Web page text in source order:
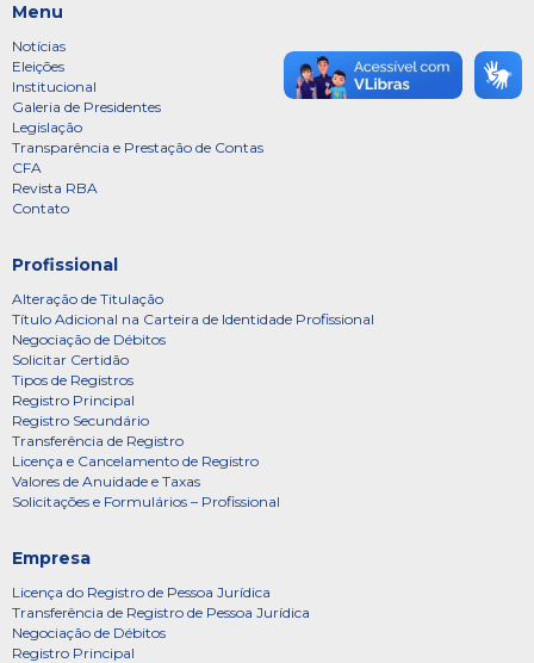
Menu
Notícias
Eleições
Institucional
Galeria de Presidentes
Legislação
Transparência e Prestação de Contas
CFA
Revista RBA
Contato
Profissional
Alteração de Titulação
Título Adicional na Carteira de Identidade Profissional
Negociação de Débitos
Solicitar Certidão
Tipos de Registros
Registro Principal
Registro Secundário
Transferência de Registro
Licença e Cancelamento de Registro
Valores de Anuidade e Taxas
Solicitações e Formulários – Profissional
Empresa
Licença do Registro de Pessoa Jurídica
Transferência de Registro de Pessoa Jurídica
Negociação de Débitos
Registro Principal